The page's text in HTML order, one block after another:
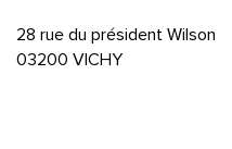
28 rue du président Wilson
03200 VICHY